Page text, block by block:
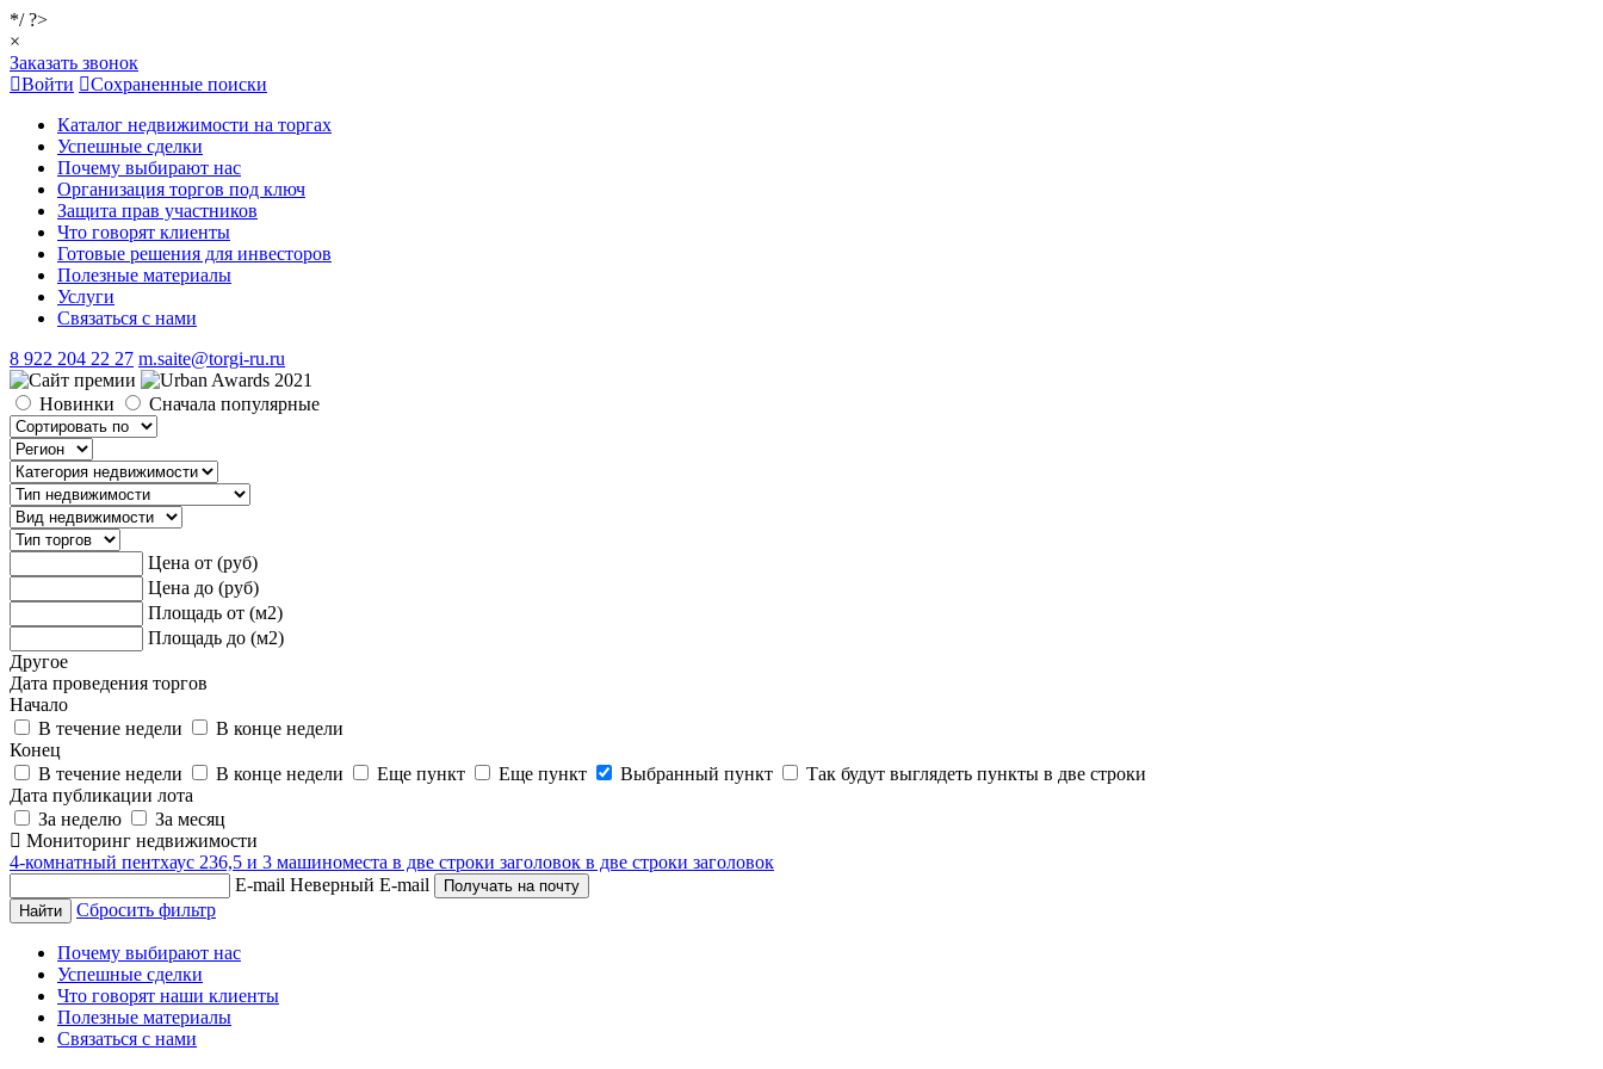
*/ ?>
×
Заказать звонок
Войти
Сохраненные поиски
Каталог недвижимости на торгах
Успешные сделки
Почему выбирают нас
Организация торгов под ключ
Защита прав участников
Что говорят клиенты
Готовые решения для инвесторов
Полезные материалы
Услуги
Связаться с нами
8 922 204 22 27 m.saite@torgi-ru.ru
Новинки Сначала популярные
Цена от (руб)
Цена до (руб)
Площадь от (м2)
Площадь до (м2)
Другое
Дата проведения торгов
Начало
В течение недели
В конце недели
Конец
В течение недели
В конце недели Еще пункт Еще пункт Выбранный пункт
Так будут выглядеть пункты в две строки
Дата публикации лота
За неделю
За месяц
Мониторинг недвижимости
4-комнатный пентхаус 236,5 и 3 машиноместа в две строки заголовок в две строки заголовок
E-mail Неверный E-mail
Сбросить фильтр
Почему выбирают нас
Успешные сделки
Что говорят наши клиенты
Полезные материалы
Связаться с нами